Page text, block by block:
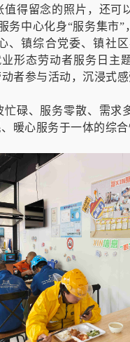
得留念的照片，还
务中心化身“服务集市
、镇综合党委、镇社
业形态劳动者服务日
者参与活动，沉浸式
碌、服务零散、需
暖心服务于一体的综